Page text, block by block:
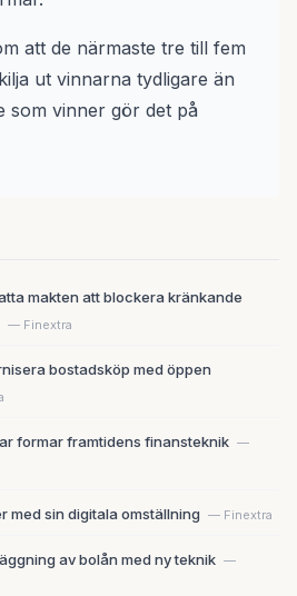
att de närmaste tre till fem
ut vinnarna tydligare än
som vinner gör det på
makten att blockera kränkande
— Finextra
bostadsköp med öppen
formar framtidens finansteknik —
med sin digitala omställning — Finextra
av bolån med ny teknik —